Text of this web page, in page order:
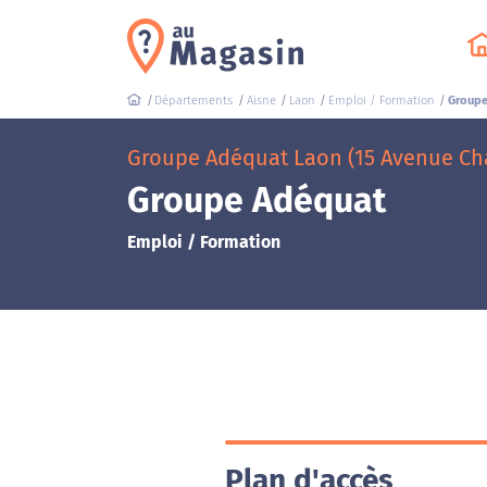
Départements Aisne Laon Emploi / Formation
Groupe Adéquat Laon (15 Avenue
Groupe Adéquat
Emploi / Formation